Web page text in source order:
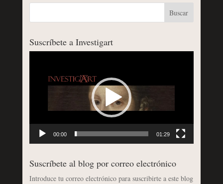
Suscríbete a Investigart
00:00 01:29
Suscríbete al blog por correo electrónico
Introduce tu correo electrónico para suscribirte a este blog